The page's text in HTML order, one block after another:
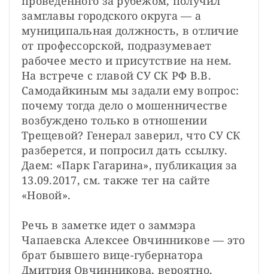
замглавы городского округа — а
муниципальная должность, в отличие
от профессорской, подразумевает
рабочее место и присутствие на нем.
На встрече с главой СУ СК РФ В.В.
Самодайкиным мы задали ему вопрос:
почему тогда дело о мошенничестве
возбуждено только в отношении
Трещевой? Генерал заверил, что СУ СК
разберется, и попросил дать ссылку.
Даем: «Парк Гагарина», публикация за
13.09.2017, см. также тег на сайте
«Новой».
Речь в заметке идет о заммэра
Чапаевска Алексее Овчинникове — это
брат бывшего вице-губернатора
Дмитрия Овчинникова, вероятно,